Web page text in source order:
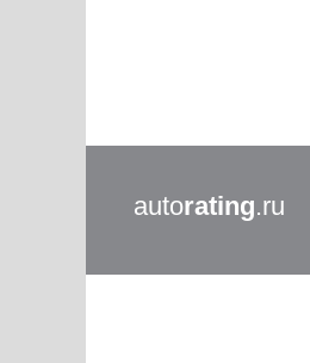
autorating.ru